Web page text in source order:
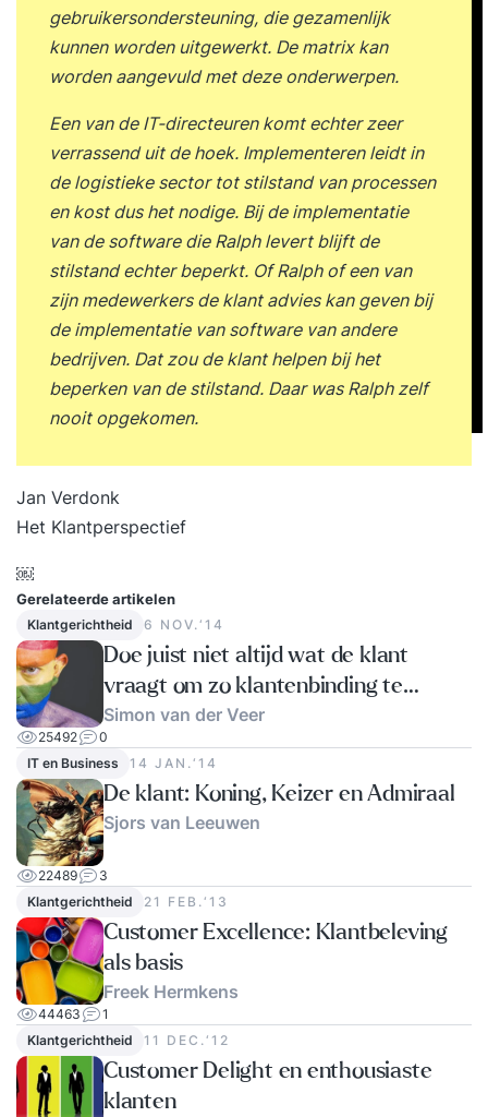
gebruikersondersteuning, die gezamenlijk
kunnen worden uitgewerkt. De matrix kan
worden aangevuld met deze onderwerpen.
Een van de IT-directeuren komt echter zeer
verrassend uit de hoek. Implementeren leidt in
de logistieke sector tot stilstand van processen
en kost dus het nodige. Bij de implementatie
van de software die Ralph levert blijft de
stilstand echter beperkt. Of Ralph of een van
zijn medewerkers de klant advies kan geven bij
de implementatie van software van andere
bedrijven. Dat zou de klant helpen bij het
beperken van de stilstand. Daar was Ralph zelf
nooit opgekomen.
Jan Verdonk
Het Klantperspectief
￼
Gerelateerde artikelen
Klantgerichtheid 6 NOV.‘14
Doe juist niet altijd wat de klant
vraagt om zo klantenbinding te
creëren
Simon van der Veer
25492
0
IT en Business
14 JAN.‘14
De klant: Koning, Keizer en Admiraal
Sjors van Leeuwen
22489
3
Klantgerichtheid
21 FEB.‘13
Customer Excellence: Klantbeleving
als basis
Freek Hermkens
44463
1
Klantgerichtheid
11 DEC.‘12
Customer Delight en enthousiaste
klanten